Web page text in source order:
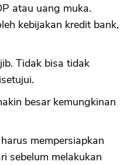
atau uang muka.
kebijakan kredit bank,
Tidak bisa tidak
besar kemungkinan
mempersiapkan
sebelum melakukan